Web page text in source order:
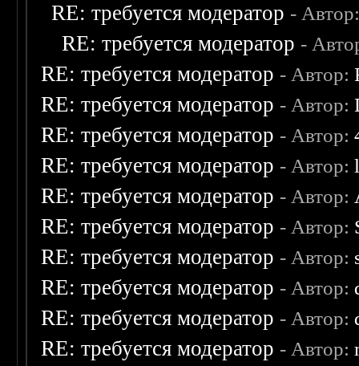
RE: требуется модератор -
RE: требуется модератор -
RE: требуется модератор - Автор:
RE: требуется модератор - Автор:
RE: требуется модератор - Автор:
RE: требуется модератор - Автор:
RE: требуется модератор - Автор:
RE: требуется модератор - Автор:
RE: требуется модератор - Автор:
RE: требуется модератор - Автор:
RE: требуется модератор - Автор:
RE: требуется модератор - Автор: